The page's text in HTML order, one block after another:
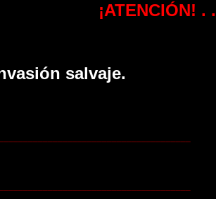
¡ATENCIÓN!. . . . . . .
salvaje.